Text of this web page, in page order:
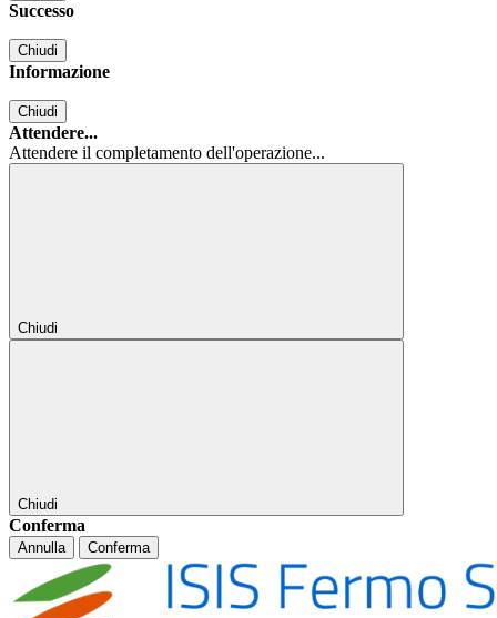
Successo
Chiudi
Informazione
Chiudi
Attendere...
Attendere il completamento dell'operazione...
Chiudi
Chiudi
Conferma
Annulla Conferma